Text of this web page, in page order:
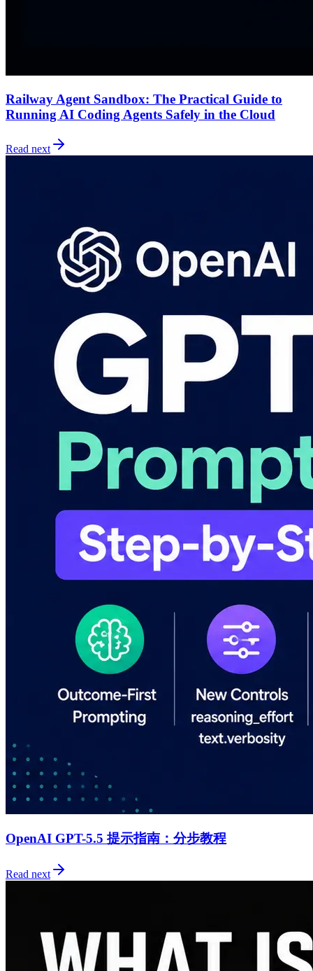
Railway Agent Sandbox: The Practical Guide to
Running AI Coding Agents Safely in the Cloud
Read next
OpenAI GPT-5.5 提示指南：分步教程
Read next